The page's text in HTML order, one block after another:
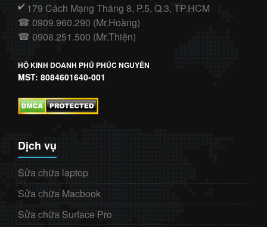
✔️ 179 Cách Mạng Tháng 8, P.5, Q.3, TP.HCM
☎ 0909.960.290 (Mr.Hoàng)
☎ 0908.251.500 (Mr.Thiện)
HỘ KINH DOANH PHÚ PHÚC NGUYÊN
MST: 8084601640-001
Dịch vụ
Sửa chữa laptop
Sửa chữa Macbook
Sửa chữa Surface Pro